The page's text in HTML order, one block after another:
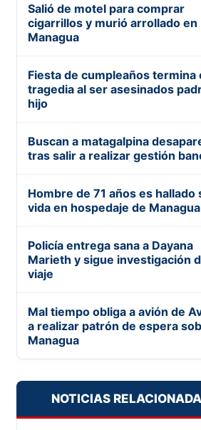
Salió de motel para comprar
cigarrillos y murió arrollado en
Managua
Fiesta de cumpleaños termina
tragedia al ser asesinados
hijo
Buscan a matagalpina
tras salir a realizar gestión
Hombre de 71 años es hallado
vida en hospedaje de Managua
Policía entrega sana a Dayana
Marieth y sigue investigación
viaje
Mal tiempo obliga a avión de
a realizar patrón de espera
Managua
NOTICIAS